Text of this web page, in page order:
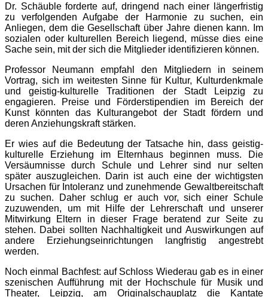
Dr. Schäuble forderte auf, dringend nach einer längerfristig
zu verfolgenden Aufgabe der Harmonie zu suchen, ein
Anliegen, dem die Gesellschaft über Jahre dienen kann. Im
sozialen oder kulturellen Bereich liegend, müsse dies eine
Sache sein, mit der sich die Mitglieder identifizieren können.
Professor Neumann empfahl den Mitgliedern in seinem
Vortrag, sich im weitesten Sinne für Kultur, Kulturdenkmale
und geistig-kulturelle Traditionen der Stadt Leipzig zu
engagieren. Preise und Förderstipendien im Bereich der
Kunst könnten das Kulturangebot der Stadt fördern und
deren Anziehungskraft stärken.
Er wies auf die Bedeutung der Tatsache hin, dass geistig-
kulturelle Erziehung im Elternhaus beginnen muss. Die
Versäumnisse durch Schule und Lehrer sind nur selten
später auszugleichen. Darin ist auch eine der wichtigsten
Ursachen für Intoleranz und zunehmende Gewaltbereitschaft
zu suchen. Daher schlug er auch vor, sich einer Schule
zuzuwenden, um mit Hilfe der Lehrerschaft und unserer
Mitwirkung Eltern in dieser Frage beratend zur Seite zu
stehen. Dabei sollten Nachhaltigkeit und Auswirkungen auf
andere Erziehungseinrichtungen langfristig angestrebt
werden.
Noch einmal Bachfest: auf Schloss Wiederau gab es in einer
szenischen Aufführung mit der Hochschule für Musik und
Theater, Leipzig, am Originalschauplatz die Kantate